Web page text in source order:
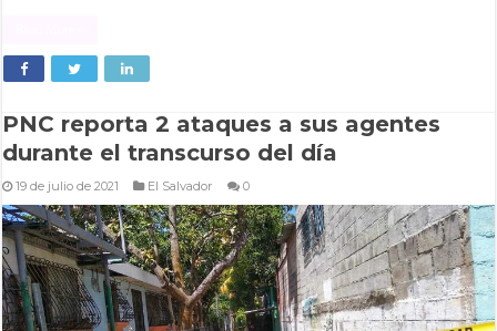
PNC reporta 2 ataques a sus agentes
durante el transcurso del día
19 de julio de 2021 El Salvador 0